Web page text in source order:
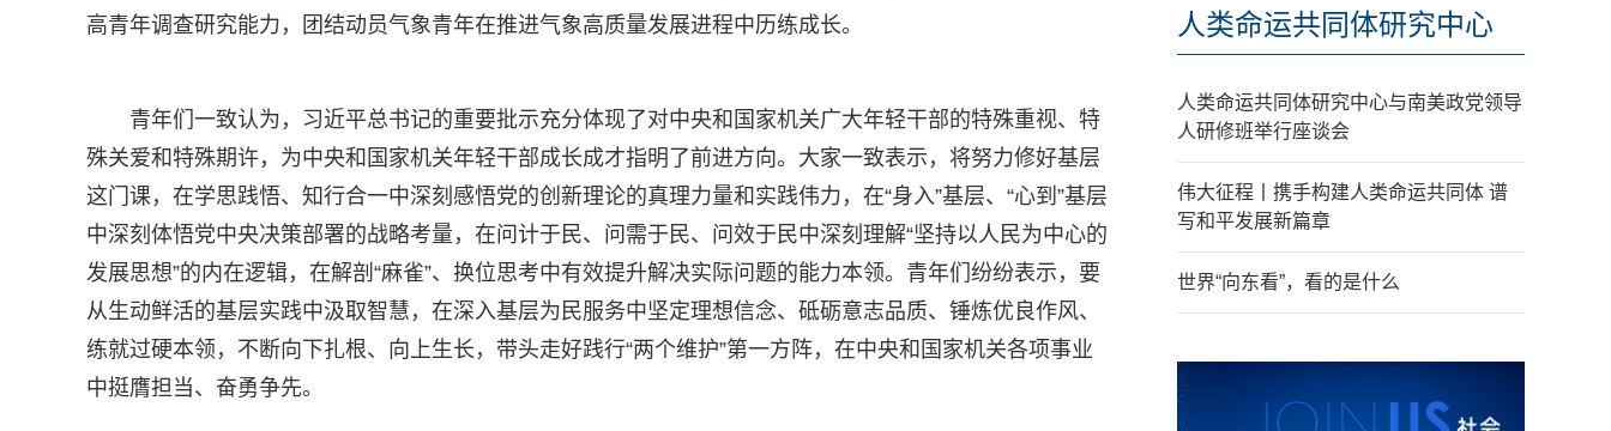
高青年调查研究能力，团结动员气象青年在推进气象高质量发展进程中历练成长。
青年们一致认为，习近平总书记的重要批示充分体现了对中央和国家机关广大年轻干部的特殊重视、特
殊关爱和特殊期许，为中央和国家机关年轻干部成长成才指明了前进方向。大家一致表示，将努力修好基层
这门课，在学思践悟、知行合一中深刻感悟党的创新理论的真理力量和实践伟力，在“身入”基层、“心到”基层
中深刻体悟党中央决策部署的战略考量，在问计于民、问需于民、问效于民中深刻理解“坚持以人民为中心的
发展思想”的内在逻辑，在解剖“麻雀”、换位思考中有效提升解决实际问题的能力本领。青年们纷纷表示，要
从生动鲜活的基层实践中汲取智慧，在深入基层为民服务中坚定理想信念、砥砺意志品质、锤炼优良作风、
练就过硬本领，不断向下扎根、向上生长，带头走好践行“两个维护”第一方阵，在中央和国家机关各项事业
中挺膺担当、奋勇争先。
人类命运共同体研究中心
人类命运共同体研究中心与南美政党领导
人研修班举行座谈会
伟大征程丨携手构建人类命运共同体 谱
写和平发展新篇章
世界“向东看”，看的是什么